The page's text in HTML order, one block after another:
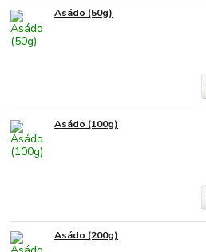
Asádo (50g)
Asádo (100g)
Asádo (200g)